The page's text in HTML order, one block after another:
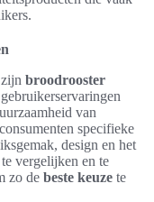
zijn broodrooster
van
specifieke
design en het
vergelijken en te
zo de beste keuze te